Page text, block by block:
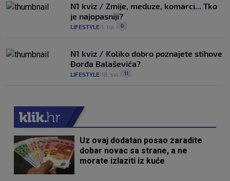
N1 kviz / Zmije, meduze, komarci... Tko
je najopasniji?
LIFESTYLE 1. lip. 0
N1 kviz / Koliko dobro poznajete stihove
Đorđa Balaševića?
LIFESTYLE 18. svi. 11
Uz ovaj dodatan posao zaradite
dobar novac sa strane, a ne
morate izlaziti iz kuće